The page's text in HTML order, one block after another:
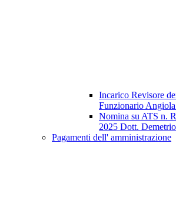
Incarico Revisore
Funzionario
Nomina su ATS n.
2025 Dott.
Pagamenti dell' amministrazione